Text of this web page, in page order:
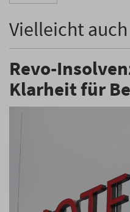
Vielleicht
Revo-
Klarheit für